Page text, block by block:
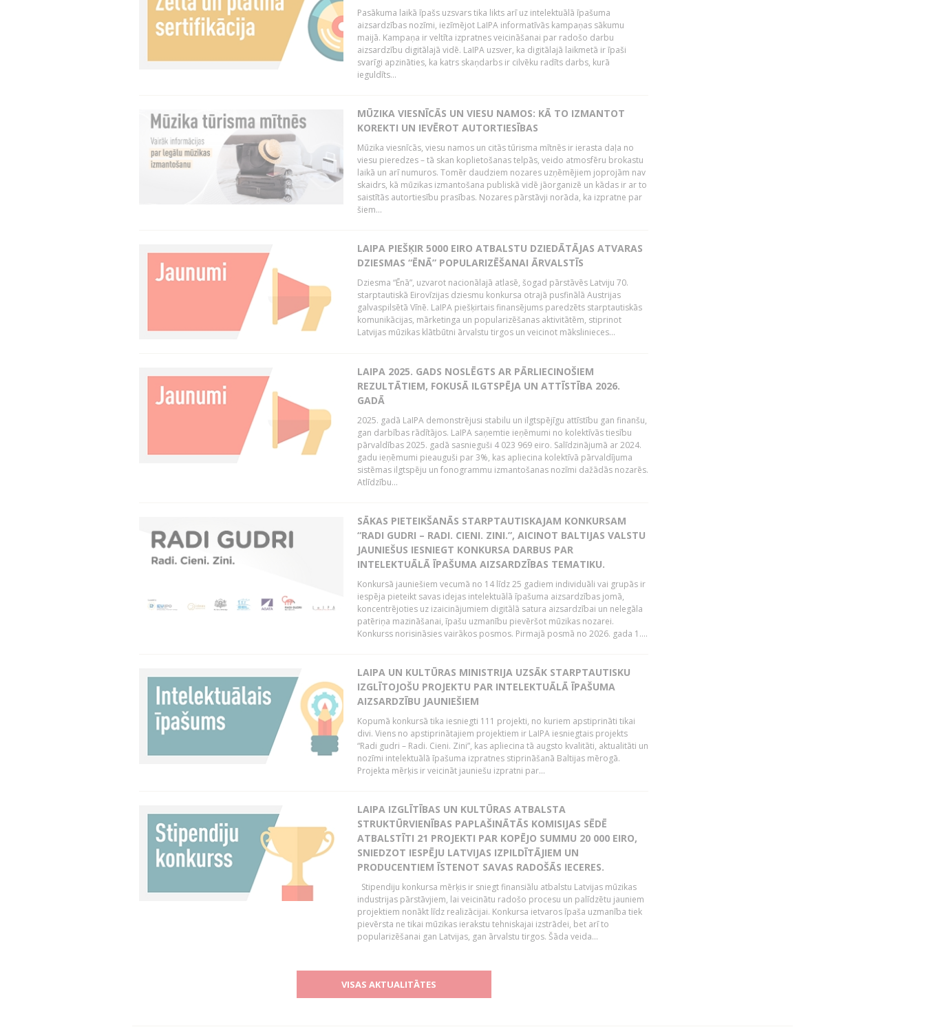
Pasākuma laikā īpašs uzsvars tika likts arī uz intelektuālā īpašuma
aizsardzības nozīmi, iezīmējot LaIPA informatīvās kampaņas sākumu
maijā. Kampaņa ir veltīta izpratnes veicināšanai par radošo darbu
aizsardzību digitālajā vidē. LaIPA uzsver, ka digitālajā laikmetā ir īpaši
svarīgi apzināties, ka katrs skaņdarbs ir cilvēku radīts darbs, kurā
ieguldīts...
MŪZIKA VIESNĪCĀS UN VIESU NAMOS: KĀ TO IZMANTOT
KOREKTI UN IEVĒROT AUTORTIESĪBAS
Mūzika viesnīcās, viesu namos un citās tūrisma mītnēs ir ierasta daļa no
viesu pieredzes – tā skan koplietošanas telpās, veido atmosfēru brokastu
laikā un arī numuros. Tomēr daudziem nozares uzņēmējiem joprojām nav
skaidrs, kā mūzikas izmantošana publiskā vidē jāorganizē un kādas ir ar to
saistītās autortiesību prasības. Nozares pārstāvji norāda, ka izpratne par
šiem...
LAIPA PIEŠĶIR 5000 EIRO ATBALSTU DZIEDĀTĀJAS ATVARAS
DZIESMAS “ĒNĀ” POPULARIZĒŠANAI ĀRVALSTĪS
Dziesma “Ēnā”, uzvarot nacionālajā atlasē, šogad pārstāvēs Latviju 70.
starptautiskā Eirovīzijas dziesmu konkursa otrajā pusfinālā Austrijas
galvaspilsētā Vīnē. LaIPA piešķirtais finansējums paredzēts starptautiskās
komunikācijas, mārketinga un popularizēšanas aktivitātēm, stiprinot
Latvijas mūzikas klātbūtni ārvalstu tirgos un veicinot mākslinieces...
LAIPA 2025. GADS NOSLĒGTS AR PĀRLIECINOŠIEM
REZULTĀTIEM, FOKUSĀ ILGTSPĒJA UN ATTĪSTĪBA 2026.
GADĀ
2025. gadā LaIPA demonstrējusi stabilu un ilgtspējīgu attīstību gan finanšu,
gan darbības rādītājos. LaIPA saņemtie ieņēmumi no kolektīvās tiesību
pārvaldības 2025. gadā sasnieguši 4 023 969 eiro. Salīdzinājumā ar 2024.
gadu ieņēmumi pieauguši par 3%, kas apliecina kolektīvā pārvaldījuma
sistēmas ilgtspēju un fonogrammu izmantošanas nozīmi dažādās nozarēs.
Atlīdzību...
SĀKAS PIETEIKŠANĀS STARPTAUTISKAJAM KONKURSAM
“RADI GUDRI – RADI. CIENI. ZINI.”, AICINOT BALTIJAS VALSTU
JAUNIEŠUS IESNIEGT KONKURSA DARBUS PAR
INTELEKTUĀLĀ ĪPAŠUMA AIZSARDZĪBAS TEMATIKU.
Konkursā jauniešiem vecumā no 14 līdz 25 gadiem individuāli vai grupās ir
iespēja pieteikt savas idejas intelektuālā īpašuma aizsardzības jomā,
koncentrējoties uz izaicinājumiem digitālā satura aizsardzībai un nelegāla
patēriņa mazināšanai, īpašu uzmanību pievēršot mūzikas nozarei.
Konkurss norisināsies vairākos posmos. Pirmajā posmā no 2026. gada 1....
LAIPA UN KULTŪRAS MINISTRIJA UZSĀK STARPTAUTISKU
IZGLĪTOJOŠU PROJEKTU PAR INTELEKTUĀLĀ ĪPAŠUMA
AIZSARDZĪBU JAUNIEŠIEM
Kopumā konkursā tika iesniegti 111 projekti, no kuriem apstiprināti tikai
divi. Viens no apstiprinātajiem projektiem ir LaIPA iesniegtais projekts
“Radi gudri – Radi. Cieni. Zini”, kas apliecina tā augsto kvalitāti, aktualitāti un
nozīmi intelektuālā īpašuma izpratnes stiprināšanā Baltijas mērogā.
Projekta mērķis ir veicināt jauniešu izpratni par...
LAIPA IZGLĪTĪBAS UN KULTŪRAS ATBALSTA
STRUKTŪRVIENĪBAS PAPLAŠINĀTĀS KOMISIJAS SĒDĒ
ATBALSTĪTI 21 PROJEKTI PAR KOPĒJO SUMMU 20 000 EIRO,
SNIEDZOT IESPĒJU LATVIJAS IZPILDĪTĀJIEM UN
PRODUCENTIEM ĪSTENOT SAVAS RADOŠĀS IECERES.
Stipendiju konkursa mērķis ir sniegt finansiālu atbalstu Latvijas mūzikas
industrijas pārstāvjiem, lai veicinātu radošo procesu un palīdzētu jauniem
projektiem nonākt līdz realizācijai. Konkursa ietvaros īpaša uzmanība tiek
pievērsta ne tikai mūzikas ierakstu tehniskajai izstrādei, bet arī to
popularizēšanai gan Latvijas, gan ārvalstu tirgos. Šāda veida...
VISAS AKTUALITĀTES